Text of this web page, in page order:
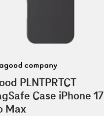
PLNTPRTCT
Case iPhone 17
Max